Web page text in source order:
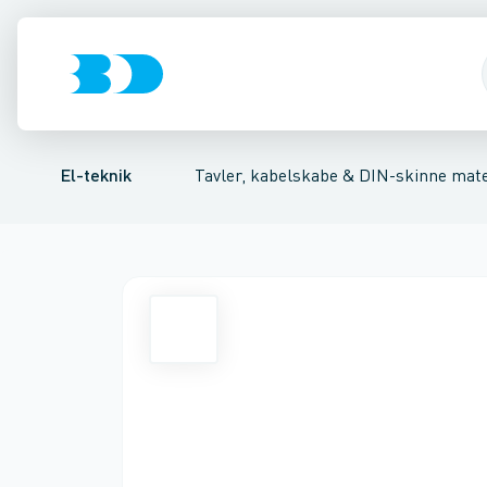
El-teknik Tavler, kabelskabe & DIN-skinne
Afbrydere, stikkontakter & lampeudtag
Tavler, kapsling og rackskabeFordelings-/
Ventilationsplade (indkapsling/skab) Dækplade /